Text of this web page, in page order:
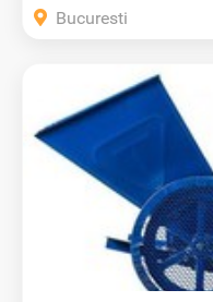
Bucuresti